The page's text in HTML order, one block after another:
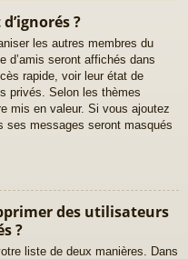
?
les autres membres du
d’amis seront affichés dans
rapide, voir leur état de
privés. Selon les thèmes
mis en valeur. Si vous ajoutez
ses messages seront masqués
des utilisateurs
?
liste de deux manières. Dans